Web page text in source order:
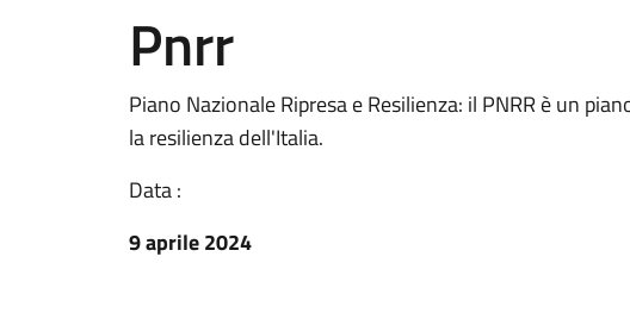
Pnrr
Piano Nazionale Ripresa e Resilienza: il PNRR è un
la resilienza dell'Italia.
Data :
9 aprile 2024